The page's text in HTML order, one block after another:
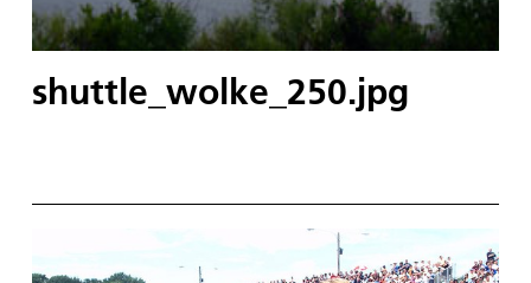
shuttle_wolke_250.jpg